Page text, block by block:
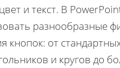
и текст. В
разнообразные
кнопок: от
и кругов до